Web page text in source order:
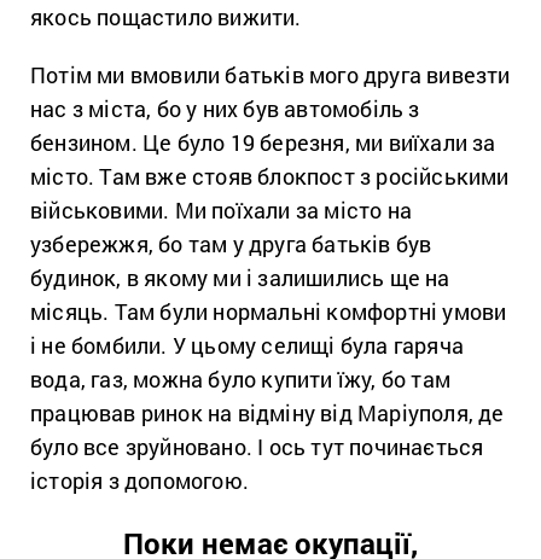
якось пощастило вижити.
Потім ми вмовили батьків мого друга вивезти
нас з міста, бо у них був автомобіль з
бензином. Це було 19 березня, ми виїхали за
місто. Там вже стояв блокпост з російськими
військовими. Ми поїхали за місто на
узбережжя, бо там у друга батьків був
будинок, в якому ми і залишились ще на
місяць. Там були нормальні комфортні умови
і не бомбили. У цьому селищі була гаряча
вода, газ, можна було купити їжу, бо там
працював ринок на відміну від Маріуполя, де
було все зруйновано. І ось тут починається
історія з допомогою.
Поки немає окупації,